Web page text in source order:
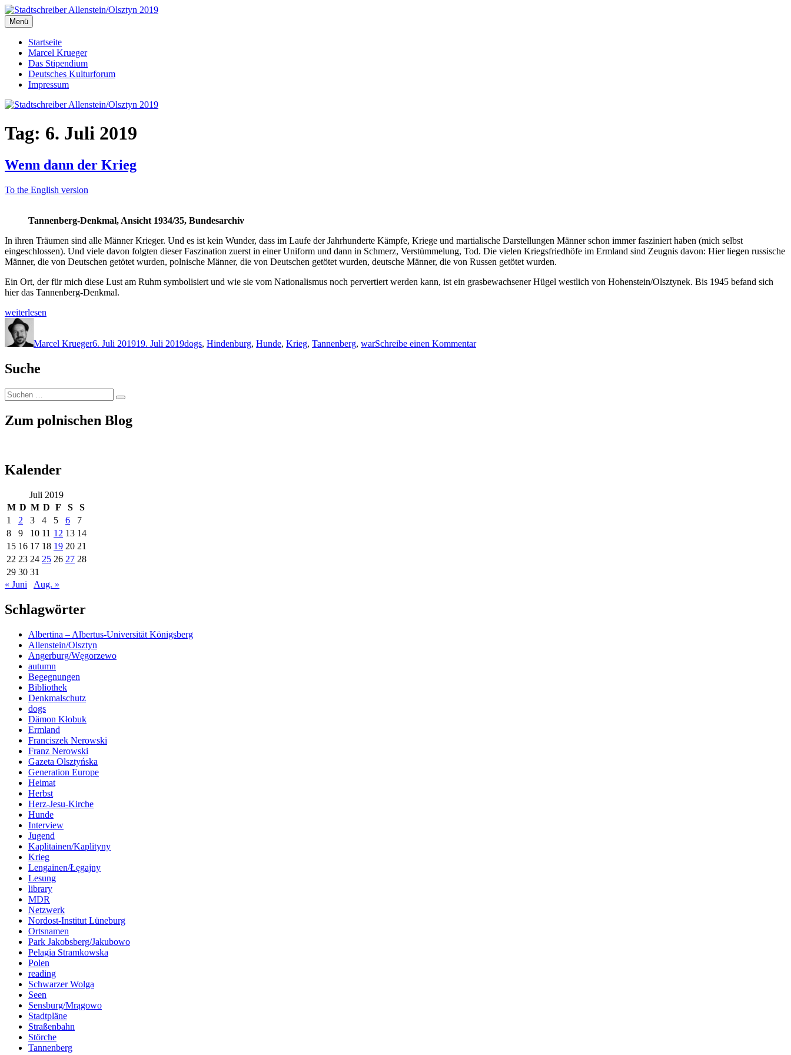
Zum
Inhalt
springen
Stadtschreiber Allenstein/Olsztyn 2019
Der Schriftsteller und Übersetzer Marcel Krueger berichtet aus dem Herzen Ermlands
Menü
Startseite
Marcel Krueger
Das Stipendium
Deutsches Kulturforum
Impressum
Tag: 6. Juli 2019
Wenn dann der Krieg
To the English version
Tannenberg-Denkmal, Ansicht 1934/35, Bundesarchiv
In ihren Träumen sind alle Männer Krieger. Und es ist kein Wunder, dass im Laufe der Jahrhunderte Kämpfe, Kriege und martialische Darstellungen Männer schon immer fasziniert haben (mich selbst
eingeschlossen). Und viele davon folgten dieser Faszination zuerst in einer Uniform und dann in Schmerz, Verstümmelung, Tod. Die vielen Kriegsfriedhöfe im Ermland sind Zeugnis davon: Hier liegen russische
Männer, die von Deutschen getötet wurden, polnische Männer, die von Deutschen getötet wurden, deutsche Männer, die von Russen getötet wurden.
Ein Ort, der für mich diese Lust am Ruhm symbolisiert und wie sie vom Nationalismus noch pervertiert werden kann, ist ein grasbewachsener Hügel westlich von Hohenstein/Olsztynek. Bis 1945 befand sich
hier das Tannenberg-Denkmal.
„Wenn
dann
der
Krieg“
weiterlesen
Marcel Krueger6. Juli 201919. Juli 2019dogs, Hindenburg, Hunde, Krieg, Tannenberg, warSchreibe einen Kommentardann
Suche
Suchen
nach:
Suchen
Zum polnischen Blog
Kalender
Juli 2019
M D M D F S
S
1
2 3 4 5 6
7
8
9 10 11 12 13 14
15 16 17 18 19 20 21
22 23 24 25 26 27 28
29 30 31
« Juni
Aug. »
Schlagwörter
Albertina – Albertus-Universität Königsberg
Allenstein/Olsztyn
Angerburg/Węgorzewo
autumn
Begegnungen
Bibliothek
Denkmalschutz
dogs
Dämon Kłobuk
Ermland
Franciszek Nerowski
Franz Nerowski
Gazeta Olsztyńska
Generation Europe
Heimat
Herbst
Herz-Jesu-Kirche
Hunde
Interview
Jugend
Kaplitainen/Kaplityny
Krieg
Lengainen/Łęgajny
Lesung
library
MDR
Netzwerk
Nordost-Institut Lüneburg
Ortsnamen
Park Jakobsberg/Jakubowo
Pelagia Stramkowska
Polen
reading
Schwarzer Wolga
Seen
Sensburg/Mrągowo
Stadtpläne
Straßenbahn
Störche
Tannenberg